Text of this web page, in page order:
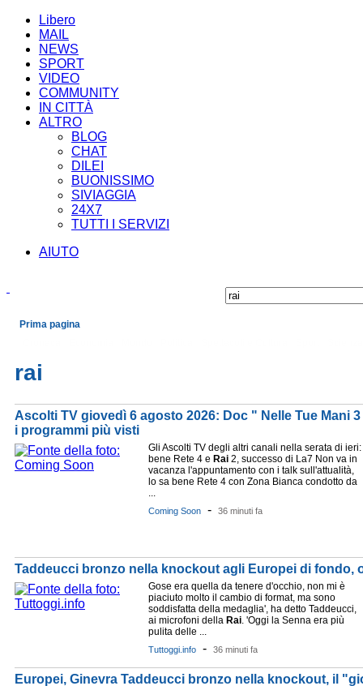
Libero
MAIL
NEWS
SPORT
VIDEO
COMMUNITY
IN CITTÀ
ALTRO
BLOG
CHAT
DILEI
BUONISSIMO
SIVIAGGIA
24X7
TUTTI I SERVIZI
AIUTO
Prima pagina
rai
Ascolti TV giovedì 6 agosto 2026: Doc " Nelle Tue Mani
i programmi più visti
Gli Ascolti TV degli altri canali nella serata di ieri:
bene Rete 4 e Rai 2, successo di La7 Non va in
vacanza l'appuntamento con i talk sull'attualità,
lo sa bene Rete 4 con Zona Bianca condotto da
...
Coming Soon - 36 minuti fa
Taddeucci bronzo nella knockout agli Europei di fondo,
Gose era quella da tenere d'occhio, non mi è
piaciuto molto il cambio di format, ma sono
soddisfatta della medaglia', ha detto Taddeucci,
ai microfoni della Rai. 'Oggi la Senna era più
pulita delle ...
Tuttoggi.info - 36 minuti fa
Europei, Ginevra Taddeucci bronzo nella knockout, il